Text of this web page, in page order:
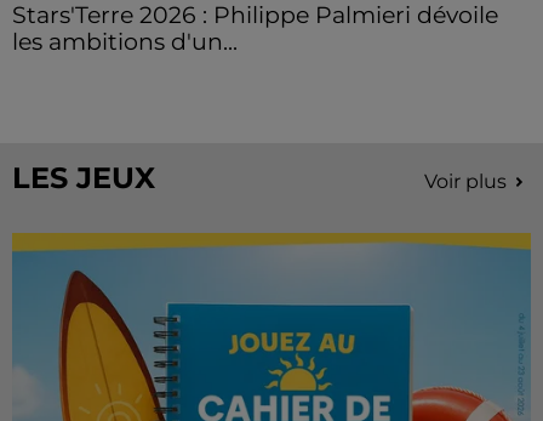
Stars'Terre 2026 : Philippe Palmieri dévoile
les ambitions d'un...
LES JEUX Voir plus